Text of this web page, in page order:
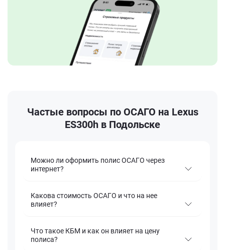
Частые вопросы по ОСАГО на Lexus
ES300h в Подольске
Можно ли оформить полис ОСАГО через
интернет?
Какова стоимость ОСАГО и что на нее
влияет?
Что такое КБМ и как он влияет на цену
полиса?